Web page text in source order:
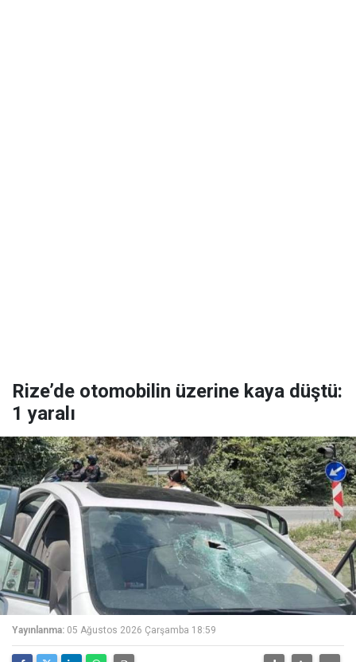
Rize’de otomobilin üzerine kaya düştü:
1 yaralı
Yayınlanma: 05 Ağustos 2026 Çarşamba 18:59